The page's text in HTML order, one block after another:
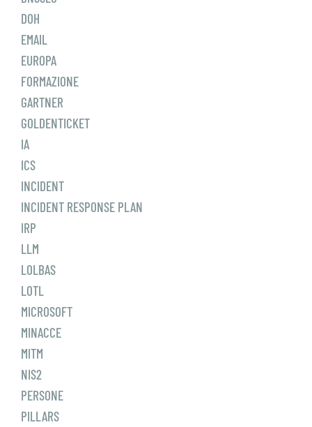
DOH
EMAIL
EUROPA
FORMAZIONE
GARTNER
GOLDENTICKET
IA
ICS
INCIDENT
INCIDENT RESPONSE PLAN
IRP
LLM
LOLBAS
LOTL
MICROSOFT
MINACCE
MITM
NIS2
PERSONE
PILLARS